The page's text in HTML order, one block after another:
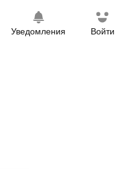
Уведомления Войти